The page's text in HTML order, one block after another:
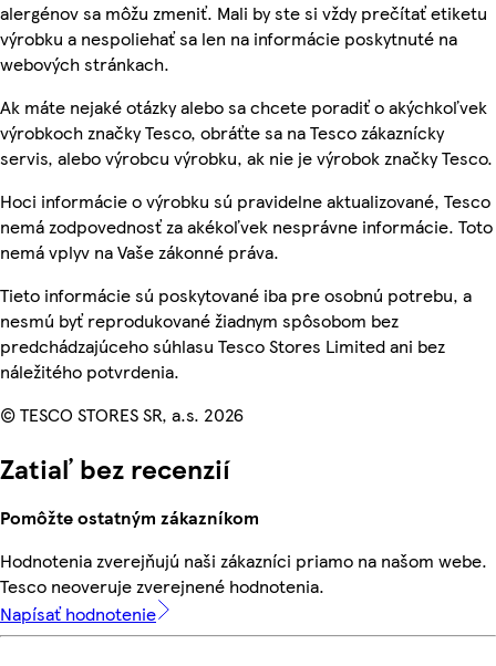
alergénov sa môžu zmeniť. Mali by ste si vždy prečítať etiketu
výrobku a nespoliehať sa len na informácie poskytnuté na
webových stránkach.
Ak máte nejaké otázky alebo sa chcete poradiť o akýchkoľvek
výrobkoch značky Tesco, obráťte sa na Tesco zákaznícky
servis, alebo výrobcu výrobku, ak nie je výrobok značky Tesco.
Hoci informácie o výrobku sú pravidelne aktualizované, Tesco
nemá zodpovednosť za akékoľvek nesprávne informácie. Toto
nemá vplyv na Vaše zákonné práva.
Tieto informácie sú poskytované iba pre osobnú potrebu, a
nesmú byť reprodukované žiadnym spôsobom bez
predchádzajúceho súhlasu Tesco Stores Limited ani bez
náležitého potvrdenia.
© TESCO STORES SR, a.s. 2026
Zatiaľ bez recenzií
Pomôžte ostatným zákazníkom
Hodnotenia zverejňujú naši zákazníci priamo na našom webe.
Tesco neoveruje zverejnené hodnotenia.
Napísať hodnotenie